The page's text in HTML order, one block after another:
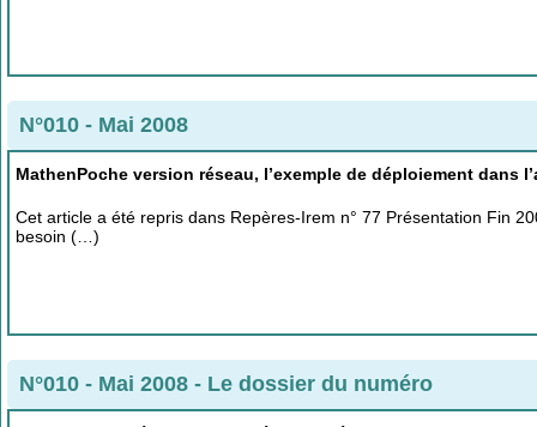
N°010 - Mai 2008
MathenPoche version réseau, l’exemple de déploiement dans
Cet article a été repris dans Repères-Irem n° 77 Présentation Fin
besoin (…)
N°010 - Mai 2008 - Le dossier du numéro